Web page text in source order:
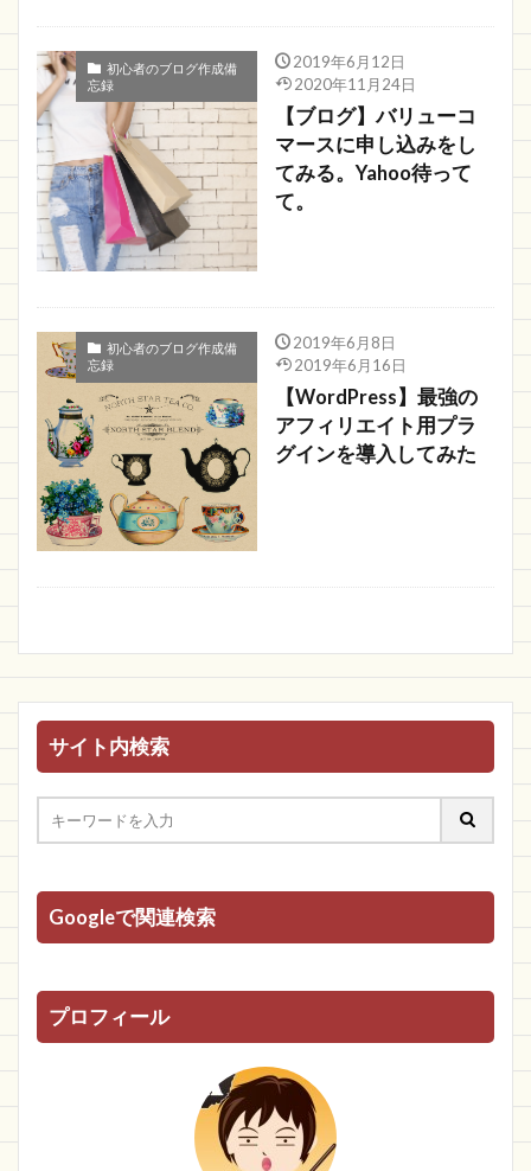
初心者のブログ作成備
忘録
2019年6月12日
2020年11月24日
【ブログ】バリューコ
マースに申し込みをし
てみる。Yahoo待って
て。
初心者のブログ作成備
忘録
2019年6月8日
2019年6月16日
【WordPress】最強の
アフィリエイト用プラ
グインを導入してみた
サイト内検索
Googleで関連検索
プロフィール